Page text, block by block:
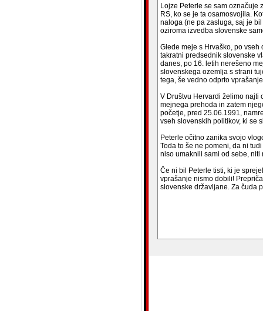
Lojze Peterle se sam označuje
RS, ko se je ta osamosvojila.
naloga (ne pa zasluga, saj je
oziroma izvedba slovenske
Glede meje s Hrvaško, po
takratni predsednik slovenske
danes, po 16. letih nerešeno
slovenskega ozemlja s strani
tega, še vedno odprto
V Društvu Hervardi želimo najti
mejnega prehoda in zatem
početje, pred 25.06.1991,
vseh slovenskih politikov, ki se
Peterle očitno zanika svojo
Toda to še ne pomeni, da ni
niso umaknili sami od sebe,
Če ni bil Peterle tisti, ki je
vprašanje nismo dobili!
slovenske državljane. Za čuda